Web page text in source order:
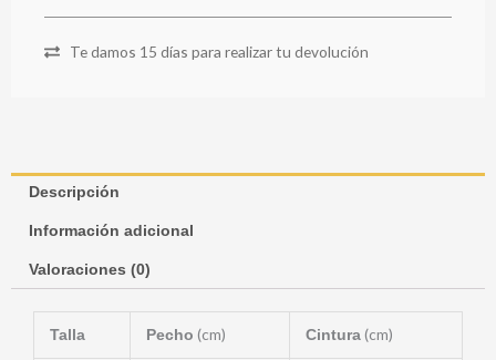
Te damos 15 días para realizar tu devolución
Descripción
Información adicional
Valoraciones (0)
Talla Pecho (cm) Cintura(cm)